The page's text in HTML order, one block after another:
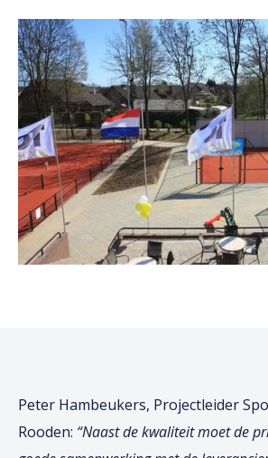
Peter Hambeukers, Projectleider
Rooden: “Naast de kwaliteit moet de